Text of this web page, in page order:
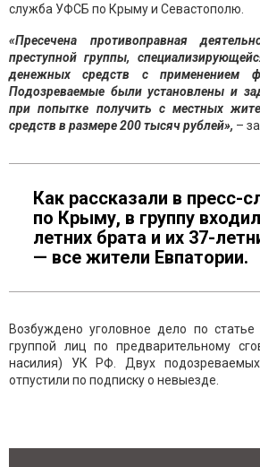
служба УФСБ по Крыму и Севастополю.
«Пресечена противоправная
преступной группы,
денежных средств с применением
Подозреваемые были установлены и
при попытке получить с местных
средств в размере 200 тысяч рублей», –
Как рассказали в пресс-
по Крыму, в группу
летних брата и их 37-
— все жители Евпатории.
Возбуждено уголовное дело по статье
группой лиц по предварительному
насилия) УК РФ. Двух подозреваемых
отпустили по подписку о невыезде.